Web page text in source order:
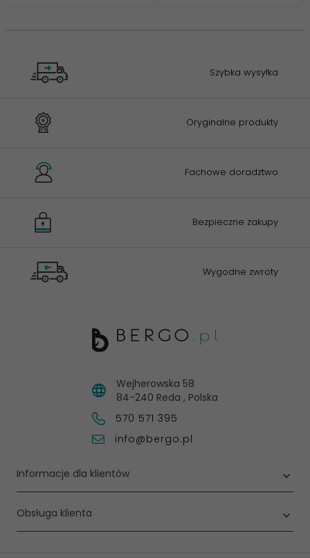
Szybka wysyłka
Oryginalne produkty
Fachowe doradztwo
Bezpieczne zakupy
Wygodne zwroty
Wejherowska 58
84-240 Reda , Polska
570 571 395
info@bergo.pl
Informacje dla klientów
Obsługa klienta